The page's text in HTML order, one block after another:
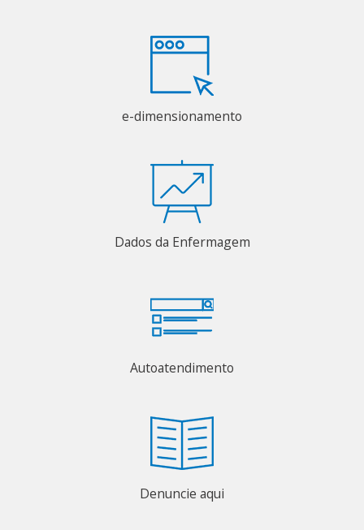
e-dimensionamento
Dados da Enfermagem
Autoatendimento
Denuncie aqui